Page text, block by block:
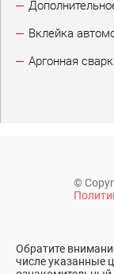
Вклейка
Аргонная
©
Обратите
числе указанные